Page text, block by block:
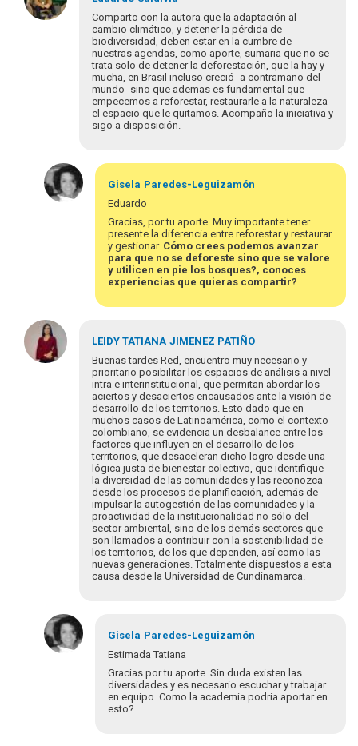
à
Excelente
felix.zumbado
Comparto con la autora que la adaptación al
cambio climático, y detener la pérdida de
biodiversidad, deben estar en la cumbre de
nuestras agendas, como aporte, sumaria que no se
trata solo de detener la deforestación, que la hay y
mucha, en Brasil incluso creció -a contramano del
mundo- sino que ademas es fundamental que
empecemos a reforestar, restaurarle a la naturaleza
el espacio que le quitamos. Acompaño la iniciativa y
sigo a disposición.
Gisela Paredes-Leguizamón
Eduardo
Gracias, por tu aporte. Muy importante tener
presente la diferencia entre reforestar y restaurar
y gestionar. Cómo crees podemos avanzar
para que no se deforeste sino que se valore
y utilicen en pie los bosques?, conoces
experiencias que quieras compartir?
Em
resposta
à
Comparto
EdSaldivia
LEIDY TATIANA JIMENEZ PATIÑO
Buenas tardes Red, encuentro muy necesario y
prioritario posibilitar los espacios de análisis a nivel
intra e interinstitucional, que permitan abordar los
aciertos y desaciertos encausados ante la visión de
desarrollo de los territorios. Esto dado que en
muchos casos de Latinoamérica, como el contexto
colombiano, se evidencia un desbalance entre los
factores que influyen en el desarrollo de los
territorios, que desaceleran dicho logro desde una
lógica justa de bienestar colectivo, que identifique
la diversidad de las comunidades y las reconozca
desde los procesos de planificación, además de
impulsar la autogestión de las comunidades y la
proactividad de la institucionalidad no sólo del
sector ambiental, sino de los demás sectores que
son llamados a contribuir con la sostenibilidad de
los territorios, de los que dependen, así como las
nuevas generaciones. Totalmente dispuestos a esta
causa desde la Universidad de Cundinamarca.
Gisela Paredes-Leguizamón
Estimada Tatiana
Gracias por tu aporte. Sin duda existen las
diversidades y es necesario escuchar y trabajar
en equipo. Como la academia podria aportar en
esto?